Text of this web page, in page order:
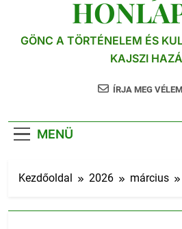
GÖNC A TÖRTÉNELEM ÉS
KAJSZI
ÍRJA MEG
MENÜ
Kezdőoldal 2026 március